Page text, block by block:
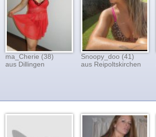
ma_Cherie (38)
aus Dillingen
Snoopy_doo (41)
aus Reipoltskirchen